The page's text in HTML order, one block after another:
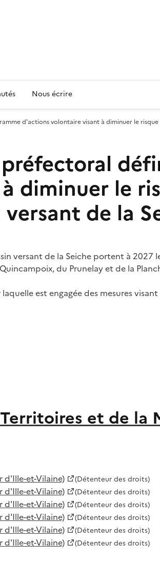
Nous écrire
d'actions volontaire visant à diminuer le risque
diminuer le
de la
versant de la Seiche portent à 2027
du Prunelay et de la
est engagée des mesures
et de la
d'Ille-et-Vilaine)
(Détenteur des droits)
d'Ille-et-Vilaine) (Détenteur des droits)
d'Ille-et-Vilaine) (Détenteur des droits)
d'Ille-et-Vilaine) (Détenteur des droits)
d'Ille-et-Vilaine) (Détenteur des droits)
d'Ille-et-Vilaine) (Détenteur des droits)